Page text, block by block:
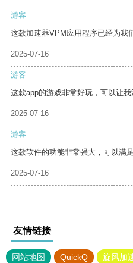
游客
这款加速器VPM应用程序已经为我
2025-07-16
游客
这款app的游戏非常好玩，可以让我
2025-07-16
游客
这款软件的功能非常强大，可以满
2025-07-16
友情链接
网站地图 QuickQ 旋风加